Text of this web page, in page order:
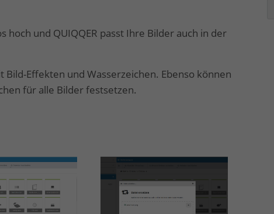
hoch und QUIQQER passt Ihre Bilder auch in der
Effekten und Wasserzeichen. Ebenso können
für alle Bilder festsetzen.